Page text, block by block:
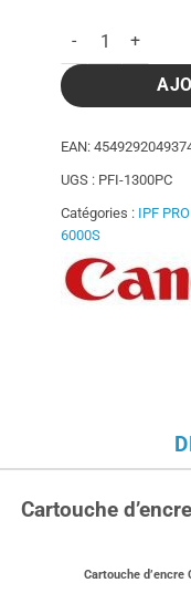
quantité de
EAN:
UGS : PFI-1300PC
Catégories : IPF
6000S
Cartouche
Cartouche d’encre